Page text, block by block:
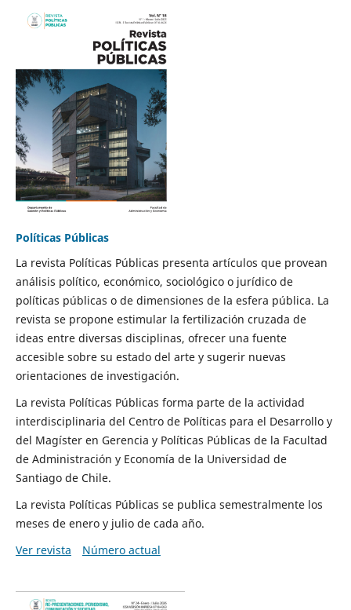
Políticas Públicas
La revista Políticas Públicas presenta artículos que provean
análisis político, económico, sociológico o jurídico de
políticas públicas o de dimensiones de la esfera pública. La
revista se propone estimular la fertilización cruzada de
ideas entre diversas disciplinas, ofrecer una fuente
accesible sobre su estado del arte y sugerir nuevas
orientaciones de investigación.
La revista Políticas Públicas forma parte de la actividad
interdisciplinaria del Centro de Políticas para el Desarrollo y
del Magíster en Gerencia y Políticas Públicas de la Facultad
de Administración y Economía de la Universidad de
Santiago de Chile.
La revista Políticas Públicas se publica semestralmente los
meses de enero y julio de cada año.
Ver revista
Número actual